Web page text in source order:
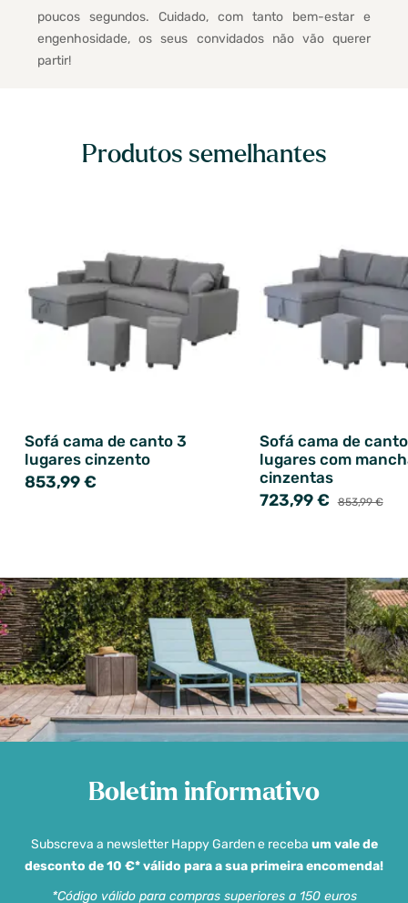
poucos segundos. Cuidado, com tanto bem-estar e
engenhosidade, os seus convidados não vão querer
partir!
Produtos semelhantes
Sofá cama de canto 3
lugares cinzento
853,99 €
Sofá cama de
lugares com
cinzentas
723,99 € 853,99 €
Boletim informativo
Subscreva a newsletter Happy Garden e receba um vale de
desconto de 10 €* válido para a sua primeira encomenda!
*Código válido para compras superiores a 150 euros